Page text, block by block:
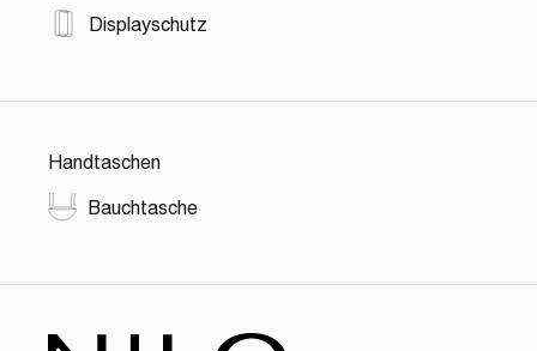
Displayschutz
Handtaschen
Bauchtasche